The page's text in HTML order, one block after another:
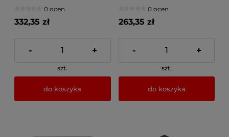
0 ocen
332,35 zł
- +
szt.
do koszyka
0 ocen
263,35 zł
- +
szt.
do koszyka